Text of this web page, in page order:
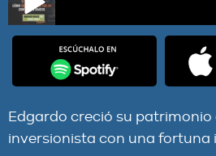
E307 – Cómo Me Pensioné a los
Edgardo creció su
inversionista con una fortuna